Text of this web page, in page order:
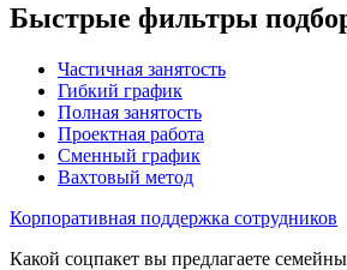
Быстрые фильтры
Частичная занятость
Гибкий график
Полная занятость
Проектная работа
Сменный график
Вахтовый метод
Корпоративная поддержка сотрудников
Какой соцпакет вы предлагаете